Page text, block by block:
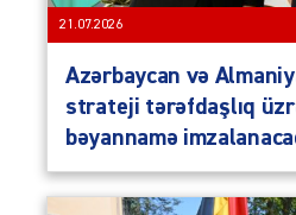
21.07.2026
Azərbaycan və
strateji tərəfdaşlıq
bəyannamə